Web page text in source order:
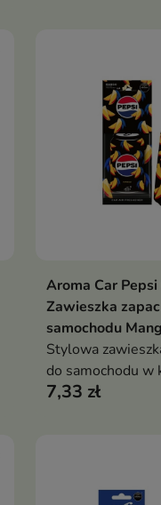
Dodaj
Aroma Car
Zawieszka
samochodu
Stylowa
do samochodu w
puszki Pepsi Max
7,33 zł